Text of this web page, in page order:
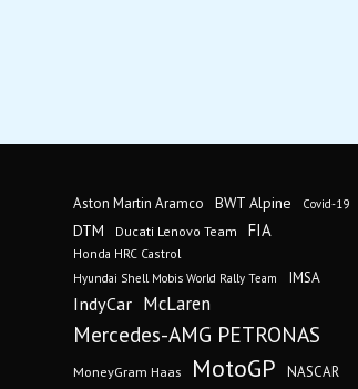
Aston Martin Aramco BWT Alpine Covid-19
DTM Ducati Lenovo Team FIA
Honda HRC Castrol
Hyundai Shell Mobis World Rally Team IMSA
IndyCar McLaren
Mercedes-AMG PETRONAS
MoneyGram Haas MotoGP NASCAR